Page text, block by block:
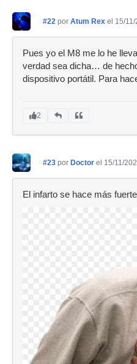
#22 por Atum Rex el 15/
Pues yo el M8 me lo he
verdad sea dicha… de
dispositivo portátil. Para
2
#23 por Doctor el 15/11/
El infarto se hace más